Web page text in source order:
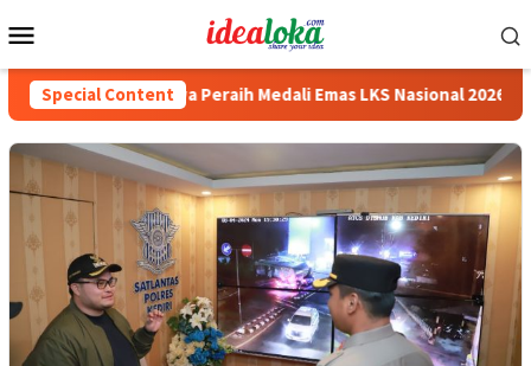
to
Menu
Special Content
Siswa Peraih Medali Emas LKS Nasional 2026